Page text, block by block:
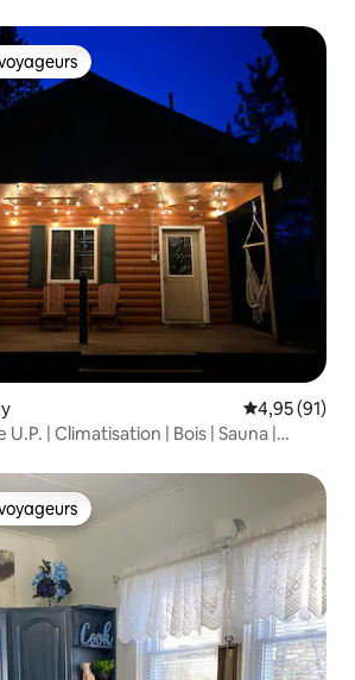
parmi les plus aimés
Note
4,95 (91)
| Climatisation | Bois | Sauna |
parmi les plus aimés